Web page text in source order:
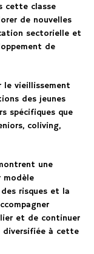
cette classe
de nouvelles
sectorielle et
de
le vieillissement
des jeunes
spécifiques que
coliving,
une
modèle
risques et la
et de continuer
diversifiée à cette